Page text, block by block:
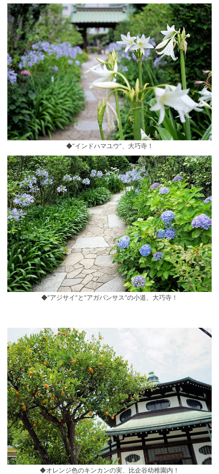
◆”インドハマユウ”、大巧寺！
◆”アジサイ”と”アガパンサス”の小道、大巧寺！
◆オレンジ色のキンカンの実、比企谷幼稚園内！